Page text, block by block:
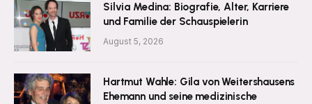
Silvia Medina: Biografie, Alter, Karriere
und Familie der Schauspielerin
August 5, 2026
Hartmut Wahle: Gila von Weitershausens
Ehemann und seine medizinische